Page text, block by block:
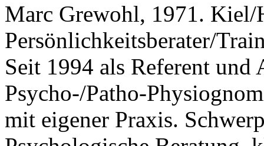
Marc Grewohl, 1971. Kiel/
Persönlichkeitsberater/
Seit 1994 als Referent
Psycho-/Patho-
mit eigener Praxis.